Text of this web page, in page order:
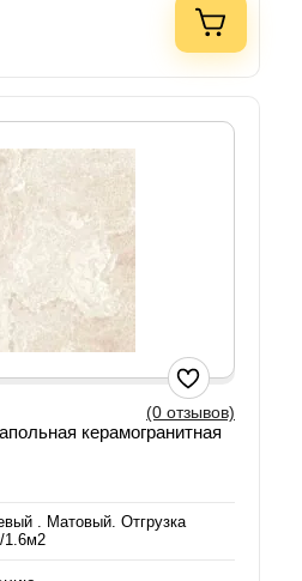
(0 отзывов)
керамогранитная
. Матовый. Отгрузка
1.6м2